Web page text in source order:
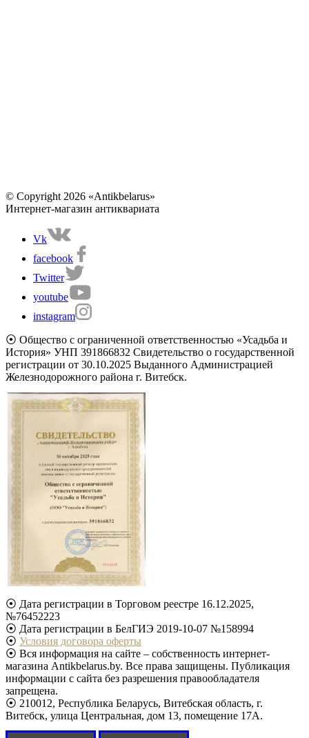
© Copyright 2026 «Antikbelarus»
Интернет-магазин антиквариата
Vk
facebook
Twitter
youtube
instagram
⦿ Общество с ограниченной ответственностью «Усадьба и
История» УНП 391866832 Свидетельство о государственной
регистрации от 30.10.2025 Выданного Администрацией
Железнодорожного района г. Витебск.
⦿ Дата регистрации в Торговом реестре 16.12.2025,
№76452223
⦿ Дата регистрации в БелГИЭ 2019-10-07 №158994
⦿ Условия договора оферты
⦿ Вся информация на сайте – собственность интернет-
магазина Antikbelarus.by. Все права защищены. Публикация
информации с сайта без разрешения правообладателя
запрещена.
⦿ 210012, Республика Беларусь, Витебская область, г.
Витебск, улица Центральная, дом 13, помещение 17А.